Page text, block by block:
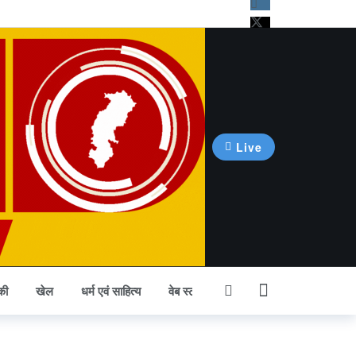
Live
खेल धर्म एवं साहित्य वेब स्टोरी अन्य खबर